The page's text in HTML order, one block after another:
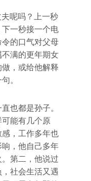
呢吗？上一秒
一秒接一个电
的口气对父母
满的更年期女
，或给他解释
。
也都是孙子。
能有几个原
，工作多年也
，他自己多年
第二，他说过
社会生活又遇